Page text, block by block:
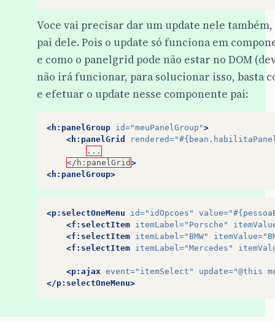
Voce vai precisar dar um update nele
pai dele. Pois o update só funciona em
e como o panelgrid pode não estar no DOM
não irá funcionar, para solucionar isso, basta
e efetuar o update nesse componente pai:
<h:panelGroup id="meuPanelGroup">
<h:panelGrid
rendered=
...
</h:panelGrid >
<h:panelGroup>
<p:selectOneMenu id="idOpcoes" value=
<f:selectItem itemLabel="Porsche"
<f:selectItem itemLabel="BMW" itemValue=
<f:selectItem itemLabel="Mercedes"
<p:ajax event="itemSelect" update="@this
</p:selectOneMenu>